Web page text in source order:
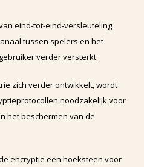
eind-tot-eind-versleuteling
tussen spelers en het
verder versterkt.
zich verder ontwikkelt, wordt
noodzakelijk voor
het beschermen van de
encryptie een hoeksteen voor